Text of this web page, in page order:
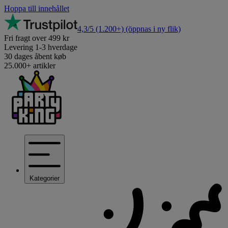
Hoppa till innehållet
4,3/5 (1.200+) (öppnas i ny flik)
Fri fragt over 499 kr
Levering 1-3 hverdage
30 dages åbent køb
25.000+ artikler
Kategorier